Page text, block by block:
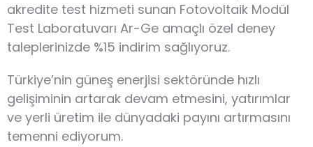
akredite test hizmeti sunan Fotovoltaik Modül
Test Laboratuvarı Ar-Ge amaçlı özel deney
taleplerinizde %15 indirim sağlıyoruz.
Türkiye’nin güneş enerjisi sektöründe hızlı
gelişiminin artarak devam etmesini, yatırımlar
ve yerli üretim ile dünyadaki payını artırmasını
temenni ediyorum.